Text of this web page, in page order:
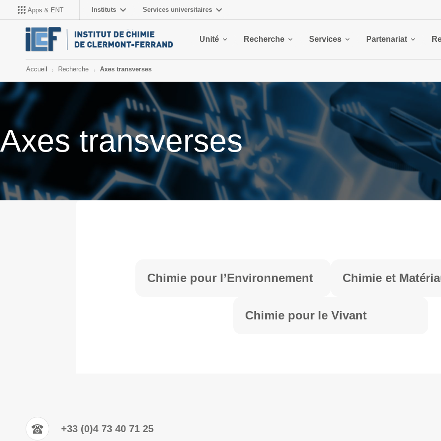
Apps & ENT Instituts Services universitaires
Unité Recherche Services Partenariat
Accueil Recherche Axes transverses
Axes transverses
Chimie pour l’Environnement Chimie et
Chimie pour le Vivant
+33 (0)4 73 40 71 25